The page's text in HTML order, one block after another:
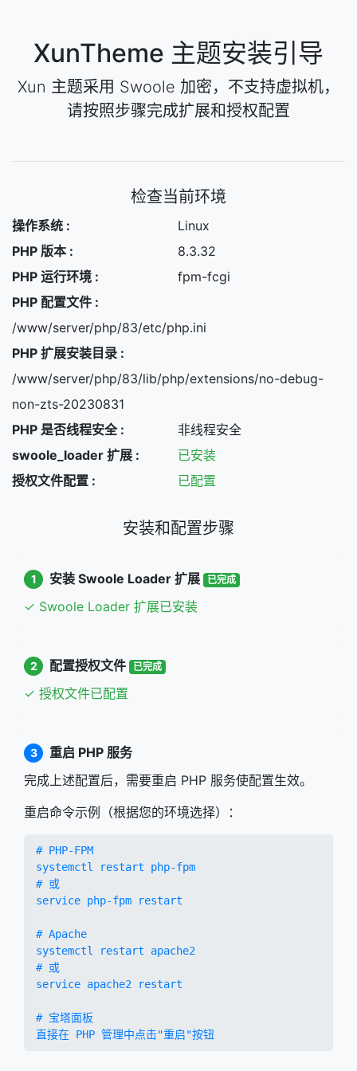
XunTheme 主题安装引导
Xun 主题采用 Swoole 加密，不支持虚拟机，
请按照步骤完成扩展和授权配置
检查当前环境
操作系统 :
Linux
PHP 版本 :
8.3.32
PHP 运行环境 :
fpm-fcgi
PHP 配置文件 :
/www/server/php/83/etc/php.ini
PHP 扩展安装目录 :
/www/server/php/83/lib/php/extensions/no-debug-
non-zts-20230831
PHP 是否线程安全 :
非线程安全
swoole_loader 扩展 :
已安装
授权文件配置 :
已配置
安装和配置步骤
1 安装 Swoole Loader 扩展 已完成
✓ Swoole Loader 扩展已安装
2 配置授权文件 已完成
✓ 授权文件已配置
3
重启 PHP 服务
完成上述配置后，需要重启 PHP 服务使配置生效。
重启命令示例（根据您的环境选择）：
# PHP-FPM
systemctl restart php-fpm
# 或
service php-fpm restart
# Apache
systemctl restart apache2
# 或
service apache2 restart
# 宝塔面板
直接在 PHP 管理中点击"重启"按钮